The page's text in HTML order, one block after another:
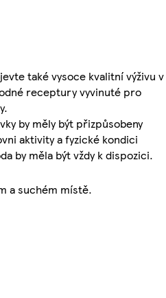
také vysoce kvalitní výživu v
receptury vyvinuté pro
by měly být přizpůsobeny
aktivity a fyzické kondici
by měla být vždy k dispozici.
a suchém místě.